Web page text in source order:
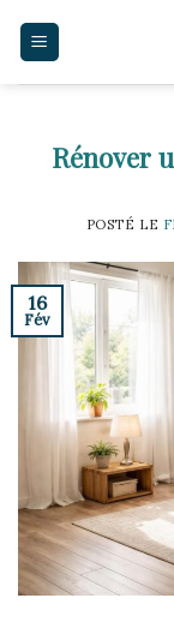
Rénover
POSTÉ LE
16
Fév